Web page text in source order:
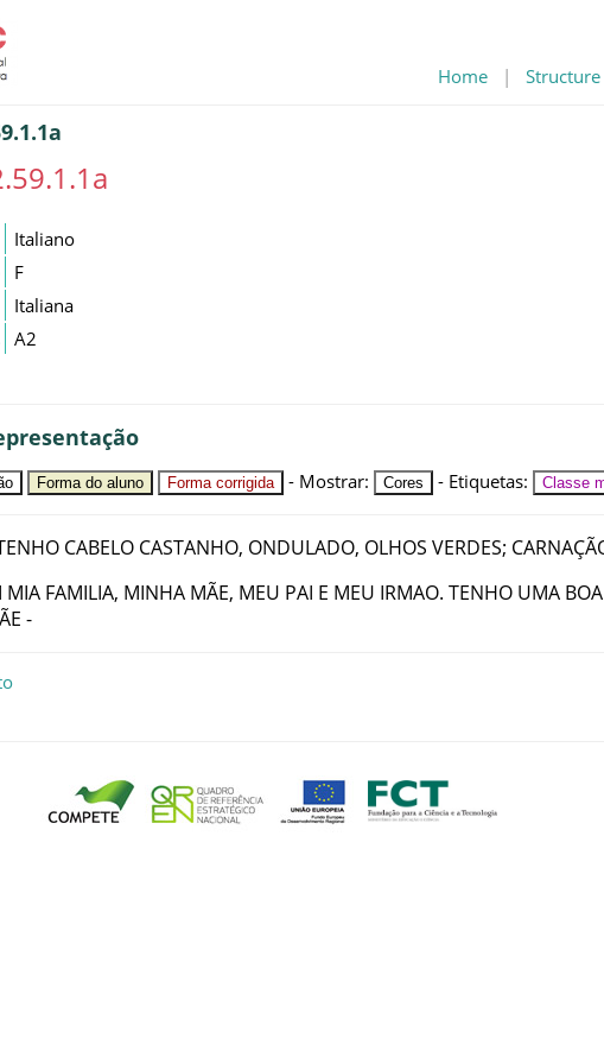
Home | Structure
Italiano
F
Italiana
A2
Forma do aluno Forma corrigida - Mostrar: Cores - Etiquetas: Classe
CABELO CASTANHO, ONDULADO, OLHOS VERDES;
MIA FAMILIA, MINHA MÃE, MEU PAI E MEU IRMAO. TENHO UMA BOA
-